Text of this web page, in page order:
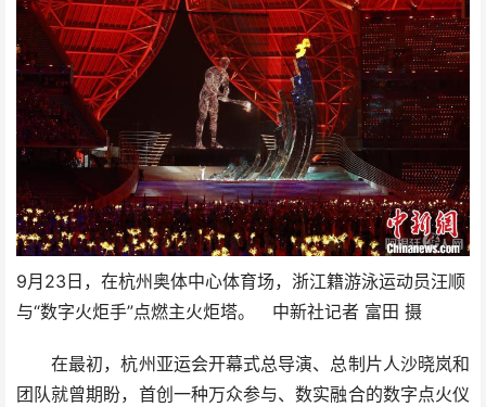
9月23日，在杭州奥体中心体育场，浙江籍游泳运动员汪顺
与“数字火炬手”点燃主火炬塔。 中新社记者 富田 摄
在最初，杭州亚运会开幕式总导演、总制片人沙晓岚和
团队就曾期盼，首创一种万众参与、数实融合的数字点火仪